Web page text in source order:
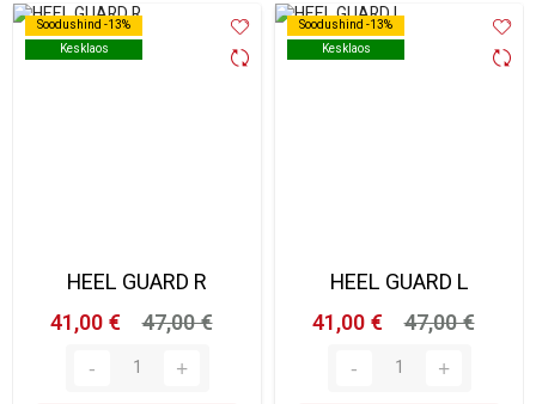
Soodushind -13%
Kesklaos
Soodushind -13%
Kesklaos
HEEL GUARD R
41,00 €
47,00 €
Soodushind -13%
Kesklaos
Soodushind -13%
Kesklaos
HEEL GUARD L
41,00 €
47,00 €